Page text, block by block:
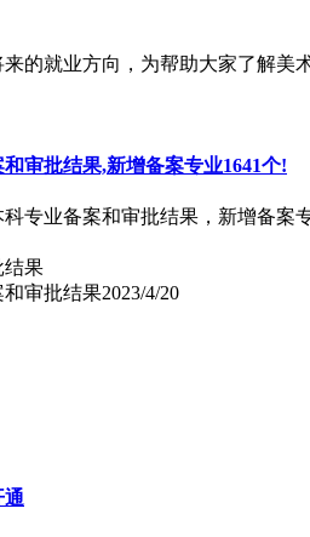
的就业方向，为帮助大家了解
审批结果,新增备案专业1641个!
专业备案和审批结果，新增备
和审批结果2023/4/20
通